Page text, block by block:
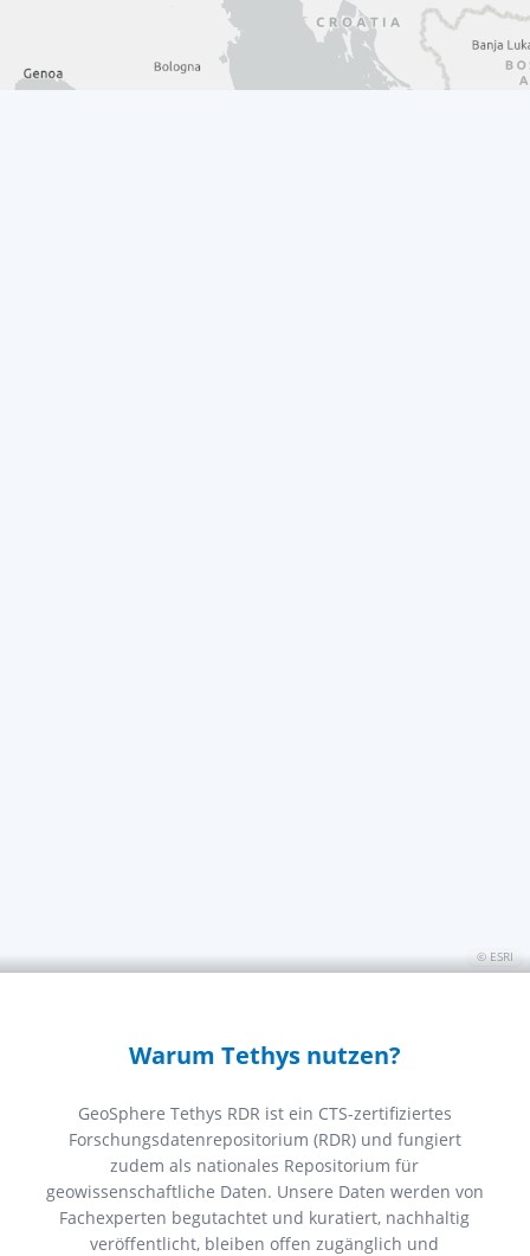
© ESRI
Warum Tethys nutzen?
GeoSphere Tethys RDR ist ein CTS-zertifiziertes
Forschungsdatenrepositorium (RDR) und fungiert
zudem als nationales Repositorium für
geowissenschaftliche Daten. Unsere Daten werden von
Fachexperten begutachtet und kuratiert, nachhaltig
veröffentlicht, bleiben offen zugänglich und